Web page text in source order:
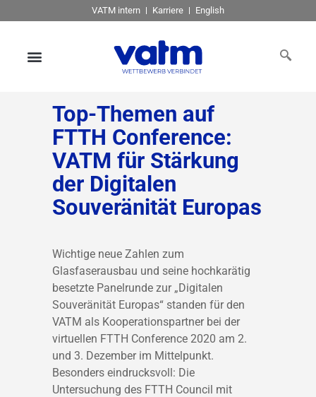
VATM intern Karriere English
Top-Themen auf
FTTH Conference:
VATM für Stärkung
der Digitalen
Souveränität Europas
Wichtige neue Zahlen zum
Glasfaserausbau und seine hochkarätig
besetzte Panelrunde zur „Digitalen
Souveränität Europas“ standen für den
VATM als Kooperationspartner bei der
virtuellen FTTH Conference 2020 am 2.
und 3. Dezember im Mittelpunkt.
Besonders eindrucksvoll: Die
Untersuchung des FTTH Council mit